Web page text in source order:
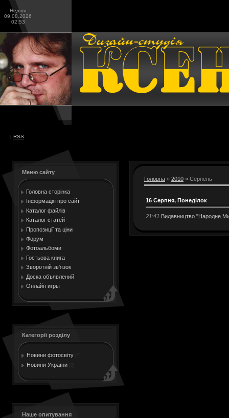
Неділя
09.08.2026
02:53
| RSS
Меню сайту
Головна сторінка
Інформація про сайт
Каталог файлів
Каталог статей
Пропозиції та ціни
Форум
Фотоальбоми
Гостьова книга
Зворотній зв'язок
Доска объявлений
Онлайн игры
Категорії розділу
Новини фотосвіту
Новини України
Наше опитування
Головна » 2010 » Серпень
16 Серпня, Понеділок
21:41 Видавництво "Народне